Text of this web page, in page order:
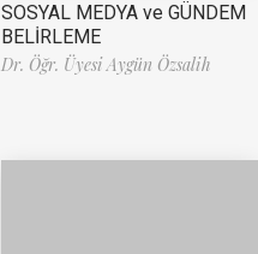
SOSYAL MEDYA ve GÜNDEM
BELİRLEME
Dr. Öğr. Üyesi Aygün Özsalih